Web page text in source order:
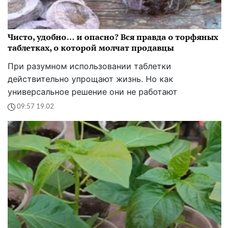
Чисто, удобно… и опасно? Вся правда о торфяных
таблетках, о которой молчат продавцы
При разумном использовании таблетки
действительно упрощают жизнь. Но как
универсальное решение они не работают
09:57 19.02